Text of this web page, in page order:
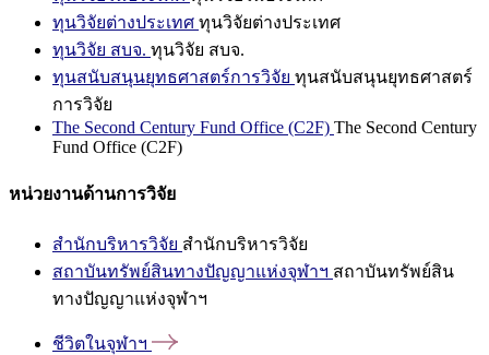
ทุนวิจัยต่างประเทศ ทุนวิจัยต่างประเทศ
ทุนวิจัย สบจ. ทุนวิจัย สบจ.
ทุนสนับสนุนยุทธศาสตร์การวิจัย ทุนสนับสนุนยุทธศาสตร์
การวิจัย
The Second Century Fund Office (C2F) The Second Century
Fund Office (C2F)
หน่วยงานด้านการวิจัย
สำนักบริหารวิจัย สำนักบริหารวิจัย
สถาบันทรัพย์สินทางปัญญาแห่งจุฬาฯ สถาบันทรัพย์สิน
ทางปัญญาแห่งจุฬาฯ
ชีวิตในจุฬาฯ